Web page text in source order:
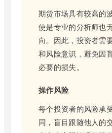
期货市场具有较高的
使是专业的分析师也
向。因此，投资者需
和风险意识，避免因
必要的损失。
操作风险
每个投资者的风险承
同，盲目跟随他人的